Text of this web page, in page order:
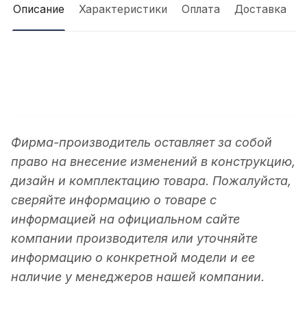
Описание Характеристики Оплата Доставка
Фирма-производитель оставляет за собой
право на внесение изменений в конструкцию,
дизайн и комплектацию товара. Пожалуйста,
сверяйте информацию о товаре с
информацией на официальном сайте
компании производителя или уточняйте
информацию о конкретной модели и ее
наличие у менеджеров нашей компании.